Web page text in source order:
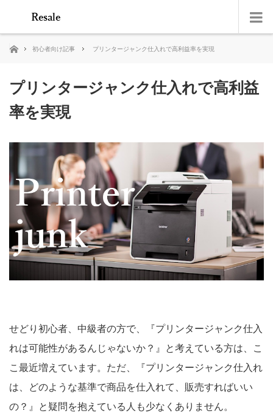
ホーム初心者向け記事 プリンタージャンク仕入れで高利益率を実現
プリンタージャンク仕入れで高利益
率を実現
せどり初心者、中級者の方で、『プリンタージャンク仕入
れは可能性があるんじゃないか？』と考えている方は、こ
こ最近増えています。ただ、『プリンタージャンク仕入れ
は、どのような基準で商品を仕入れて、販売すればいい
の？』と疑問を抱えている人も少なくありません。